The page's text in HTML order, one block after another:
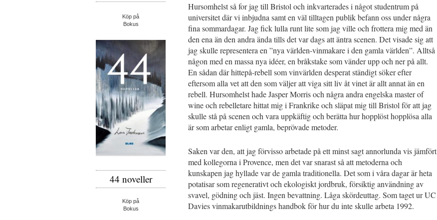
Hursomhelst så for jag till Bristol och inkvarterades i något studentrum på
universitet där vi inbjudna samt en väl tilltagen publik befann oss under några
fina sommardagar. Jag fick lulla runt lite som jag ville och frottera mig med än
den ena än den andra ända tills det var dags att äntra scenen. Det visade sig att
jag skulle representera en ”nya världen-vinmakare i den gamla världen”. Alltså
någon med en massa nya idéer, en bråkstake som vänder upp och ner på allt.
En sådan där hittepå-rebell som vinvärlden desperat ständigt söker efter
eftersom alla vet att den som väljer att viga sitt liv åt vinet är allt annat än en
rebell. Hursomhelst hade Jasper Morris och några andra engelska master of
wine och rebelletare hittat mig i Frankrike och släpat mig till Bristol för att jag
skulle stå på scenen och vara uppkäftig och berätta hur hopplöst hopplösa alla
är som arbetar enligt gamla, beprövade metoder.
Saken var den, att jag förvisso arbetade på ett minst sagt annorlunda vis jämfört
med kollegorna i Provence, men det var snarast så att metoderna och
kunskapen jag hyllade var de gamla traditionella. Det som i våra dagar är heta
potatisar som regenerativt och ekologiskt jordbruk, försiktig användning av
svavel, gödning och jäst. Ingen bevattning. Låga skördeuttag. Som taget ur UC
Davies vinmakarutbildnings handbok för hur du inte skulle arbeta 1992.
Köp på
Bokus
44 noveller
Köp på
Bokus